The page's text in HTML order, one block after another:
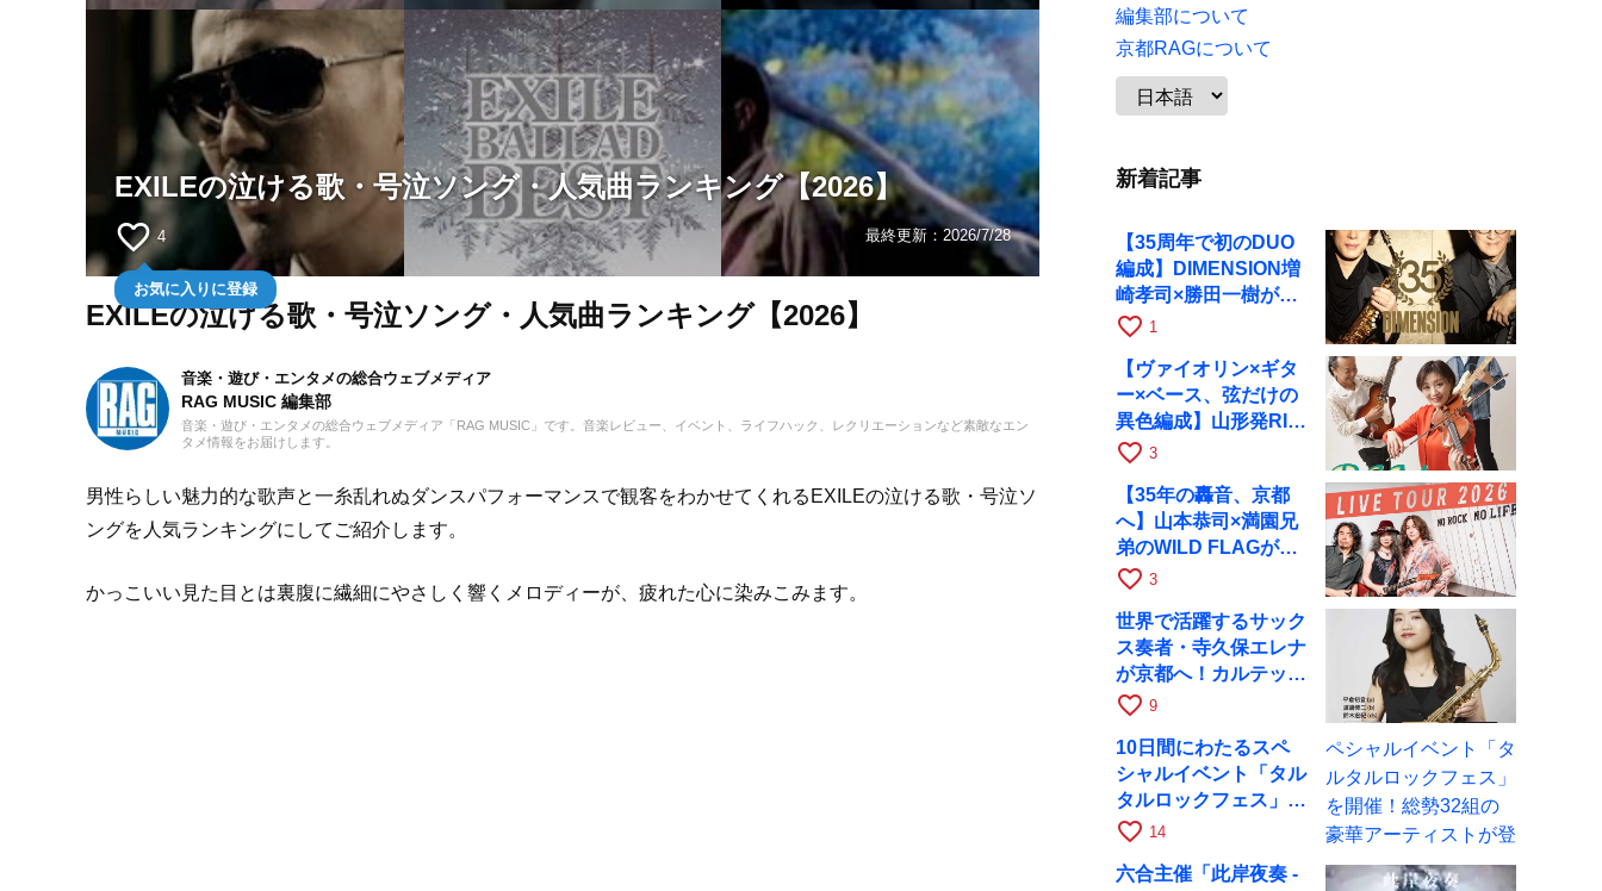
EXILEの泣ける歌・号泣ソング・人気曲ランキング【2026】
favorite_border 4
お気に入りに登録
最終更新： 2026/7/28
EXILEの泣ける歌・号泣ソング・人気曲ランキング【2026】
音楽・遊び・エンタメの総合ウェブメディア
RAG MUSIC 編集部
音楽・遊び・エンタメの総合ウェブメディア「RAG MUSIC」です。音楽レビュー、イベント、ライフハック、レクリエーションなど素敵なエン
タメ情報をお届けします。
男性らしい魅力的な歌声と一糸乱れぬダンスパフォーマンスで観客をわかせてくれるEXILEの泣ける歌・号泣ソ
ングを人気ランキングにしてご紹介します。
かっこいい見た目とは裏腹に繊細にやさしく響くメロディーが、疲れた心に染みこみます。
編集部について
京都RAGについて
新着記事
【35周年で初のDUO
編成】DIMENSION増
崎孝司×勝田一樹が10
月11日に京都RAGへ
favorite_border 1
【ヴァイオリン×ギタ
ー×ベース、弦だけの
異色編成】山形発RIM
が初全国ツアーで8月
favorite_border 3
【35年の轟音、京都
へ】山本恭司×満園兄
弟のWILD FLAGが8
月6日にRAGでライブ
favorite_border 3
世界で活躍するサック
ス奏者・寺久保エレナ
が京都へ！カルテッ
ト・ツアー京都公演を
favorite_border 9
10日間にわたるスペ
シャルイベント「タル
タルロックフェス」を
開催！総勢32組の豪
favorite_border 14
六合主催「此岸夜奏 -